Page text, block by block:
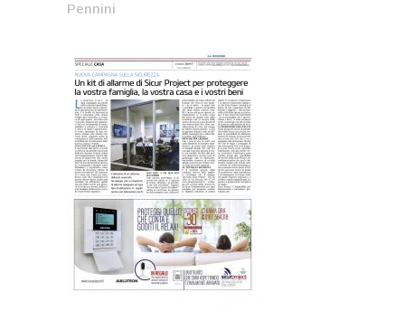
Pennini